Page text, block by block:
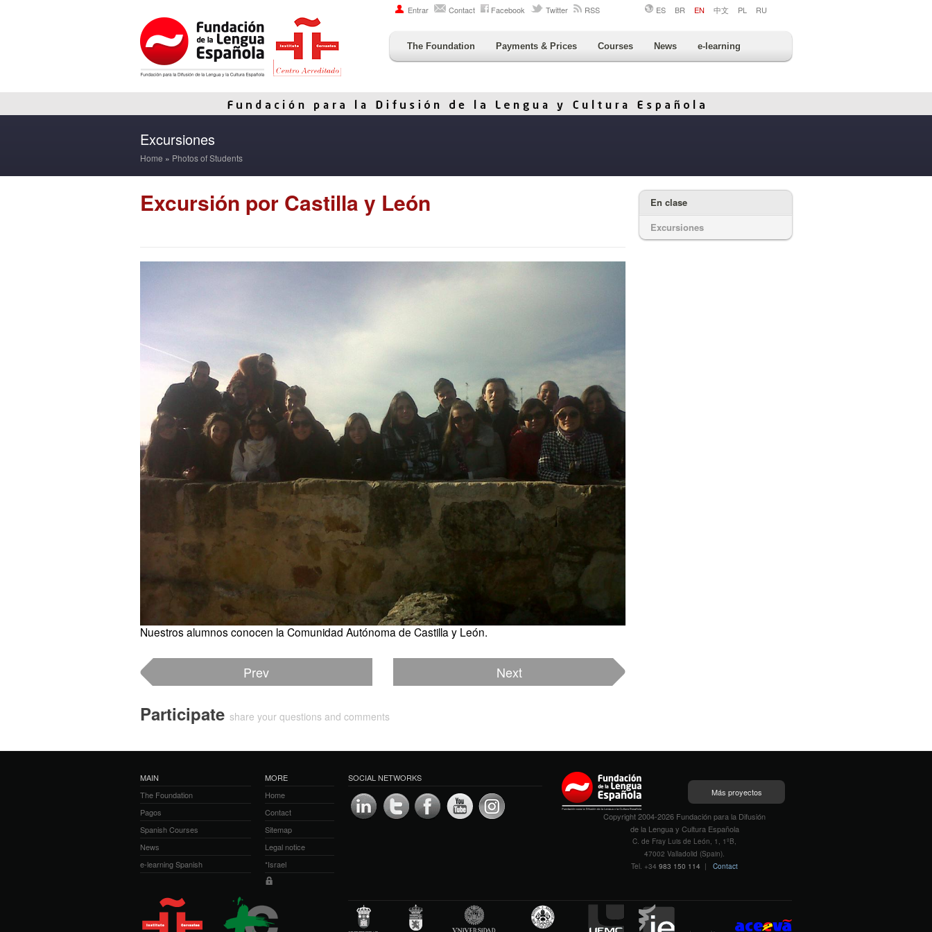
Entrar Contact Facebook Twitter RSS ES BR EN 中文 PL RU
The Foundation Payments & Prices Courses News e-learning
Excursiones
Home » Photos of Students
Excursión por Castilla y León
Nuestros alumnos conocen la Comunidad Autónoma de Castilla y León.
Prev Next
Participate share your questions and comments
En clase
Excursiones
MAIN
The Foundation
Pagos
Spanish Courses
News
e-learning Spanish
MORE
Home
Contact
Sitemap
Legal notice
*Israel
SOCIAL NETWORKS
Más proyectos
Copyright 2004-2026 Fundación para la Difusión
de la Lengua y Cultura Española
C. de Fray Luis de León, 1, 1ºB,
47002 Valladolid (Spain).
Tel. +34 983 150 114 | Contact